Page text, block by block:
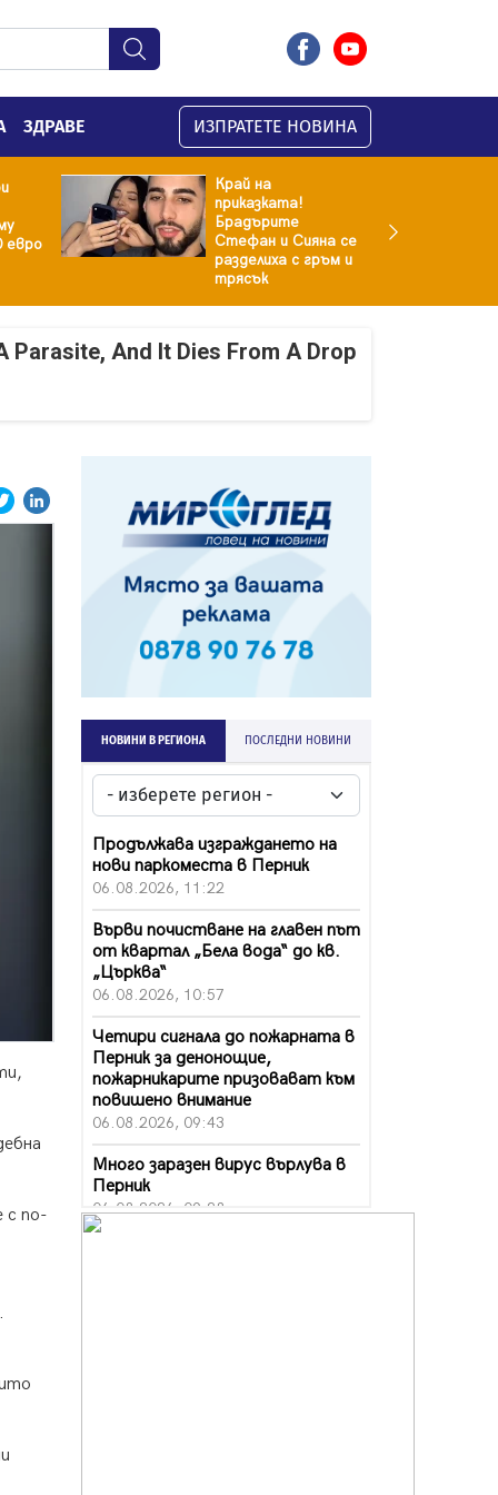
ЗДРАВЕ ИЗПРАТЕТЕ НОВИНА
евро
Край на
приказката!
Брадърите
Стефан и Сияна се
разделиха с гръм и
трясък
Parasite, And It Dies From A Drop
с по-
НОВИНИ В РЕГИОНА ПОСЛЕДНИ НОВИНИ
Продължава изграждането на
нови паркоместа в Перник
06.08.2026, 11:22
Върви почистване на главен път
от квартал „Бела вода“ до кв.
„Църква“
06.08.2026, 10:57
Четири сигнала до пожарната в
Перник за денонощие,
пожарникарите призовават към
повишено внимание
06.08.2026, 09:43
Много заразен вирус върлува в
Перник
06.08.2026, 09:28